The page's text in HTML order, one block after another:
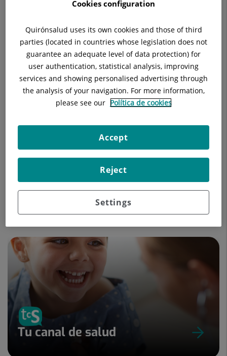
Urgencias: Abierto horas.
Parking:Abiertolas 24horas.
Nuestros blogs
Tu canal de salud
Cookies configuration
Quirónsalud uses its own cookies and those of third
parties (located in countries whose legislation does not
guarantee an adequate level of data protection) for
user authentication, statistical analysis, improving
services and showing personalised advertising through
the analysis of your navigation. For more information,
please see our Política de cookies
Settings
Reject
Accept